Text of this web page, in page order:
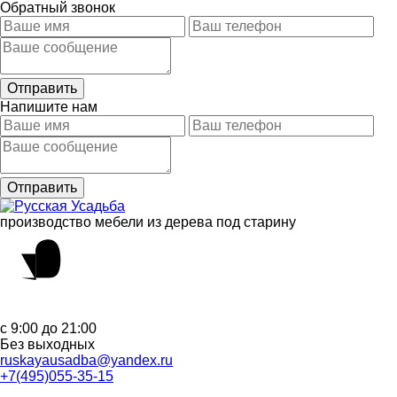
Обратный звонок
Напишите нам
производство мебели из дерева под старину
с 9:00 до 21:00
Без выходных
ruskayausadba@yandex.ru
+7(495)055-35-15